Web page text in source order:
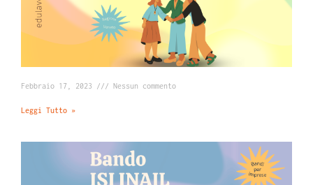
Febbraio 17, 2023 Nessun commento
Leggi Tutto »